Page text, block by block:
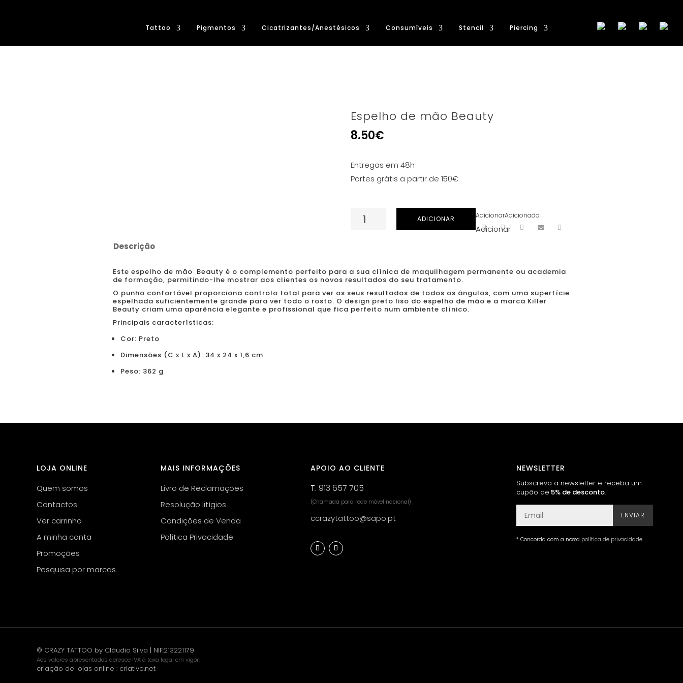
Tattoo Pigmentos Cicatrizantes/Anestésicos Consumíveis Stencil Piercing
Espelho de mão Beauty
8.50€
Entregas em 48h
Portes grátis a partir de 150€
Quantidade
mão
Beauty
ADICIONAR AdicionarAdicionado
Adicionar
Descrição
Este espelho de mão Beauty é o complemento perfeito para a sua clínica de maquilhagem permanente ou academia
de formação, permitindo-lhe mostrar aos clientes os novos resultados do seu tratamento.
O punho confortável proporciona controlo total para ver os seus resultados de todos os ângulos, com uma superfície
espelhada suficientemente grande para ver todo o rosto. O design preto liso do espelho de mão e a marca Killer
Beauty criam uma aparência elegante e profissional que fica perfeito num ambiente clínico.
Principais características:
Cor: Preto
Dimensões (C x L x A): 34 x 24 x 1,6 cm
Peso: 362 g
LOJA ONLINE
Quem somos
Contactos
Ver carrinho
A minha conta
Promoções
Pesquisa por marcas
MAIS INFORMAÇÕES
Livro de Reclamações
Resolução litígios
Condições de Venda
Política Privacidade
APOIO AO CLIENTE
T. 913 657 705
(Chamada para rede móvel nacional)
ccrazytattoo@sapo.pt
NEWSLETTER
Subscreva a newsletter e receba um
cupão de 5% de desconto.
ENVIAR
* Concorda com a nossa política de privacidade.
© CRAZY TATTOO by Cláudio Silva | NIF:213221179
Aos valores apresentados acresce IVA à taxa legal em vigor.
criação de lojas online : criativo.net